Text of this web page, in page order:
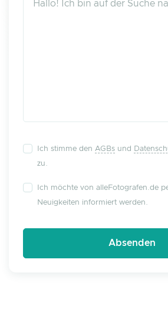
Ich stimme den AGBs und
zu.
Ich möchte von alleFotografen.de
Neuigkeiten informiert werden.